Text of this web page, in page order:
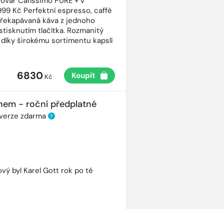
Kč Perfektní espresso, caffè
káva z jednoho
tlačítka. Rozmanitý
širokému sortimentu kapslí
6830Kč Koupit
- roční předplatné
zdarma ?
byl Karel Gott rok po té